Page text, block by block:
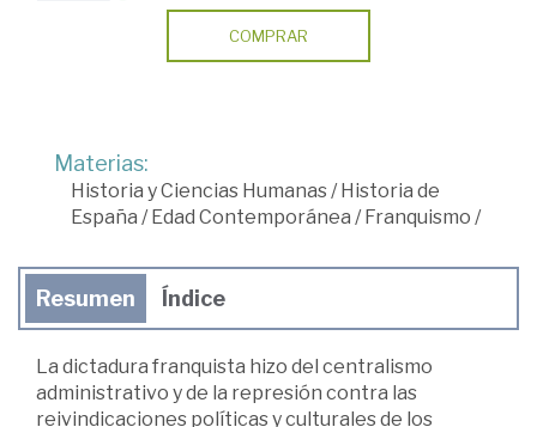
COMPRAR
Materias:
Historia y Ciencias Humanas /Historia de
España /Edad Contemporánea /Franquismo /
Resumen Índice
La dictadura franquista hizo del centralismo
administrativo y de la represión contra las
reivindicaciones políticas y culturales de los